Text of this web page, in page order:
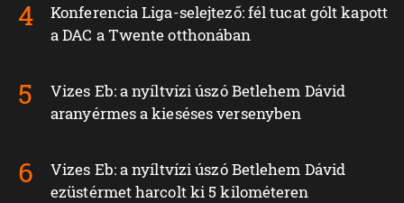
Konferencia Liga-selejtező: fél tucat gólt kapott
a DAC a Twente otthonában
Vizes Eb: a nyíltvízi úszó Betlehem Dávid
aranyérmes a kieséses versenyben
Vizes Eb: a nyíltvízi úszó Betlehem Dávid
ezüstérmet harcolt ki 5 kilométeren